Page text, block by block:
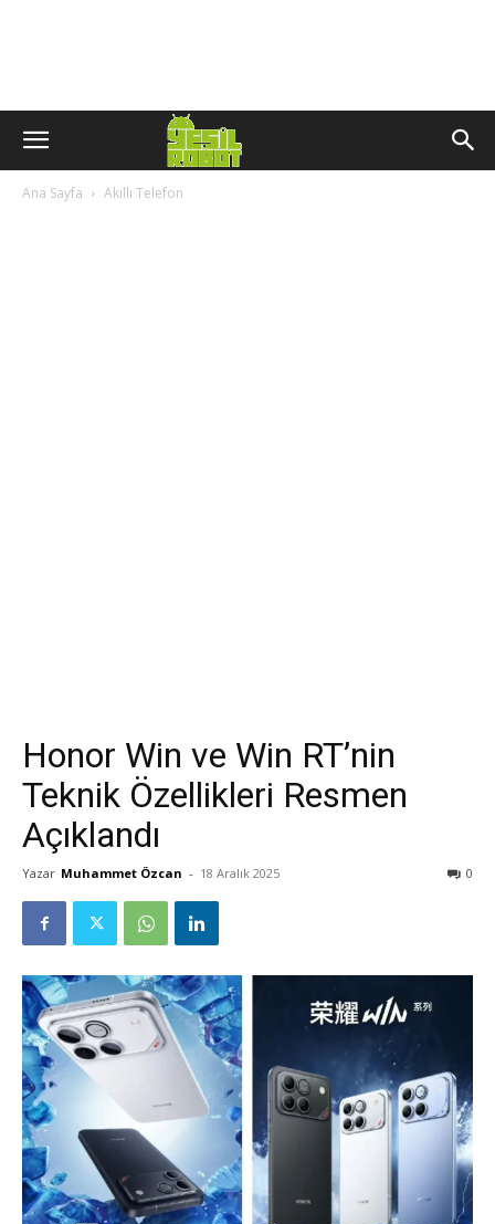
Ana Sayfa Akıllı Telefon
Honor Win ve Win RT’nin
Teknik Özellikleri Resmen
Açıklandı
Yazar Muhammet Özcan - 18 Aralık 2025 0